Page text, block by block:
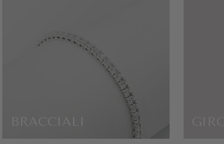
BRACCIALI